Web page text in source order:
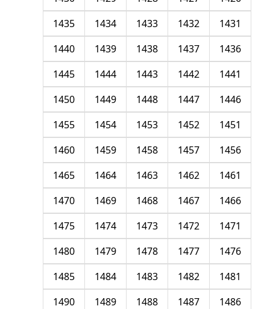
1431
1432
1433
1434
1435
1436
1437
1438
1439
1440
1441
1442
1443
1444
1445
1446
1447
1448
1449
1450
1451
1452
1453
1454
1455
1456
1457
1458
1459
1460
1461
1462
1463
1464
1465
1466
1467
1468
1469
1470
1471
1472
1473
1474
1475
1476
1477
1478
1479
1480
1481
1482
1483
1484
1485
1486
1487
1488
1489
1490